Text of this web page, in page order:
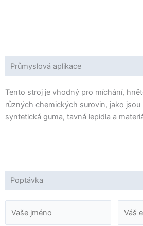
Průmyslová aplikace
Tento stroj je vhodný pro míchání,
různých chemických surovin, jako jsou
syntetická guma, tavná lepidla a
Poptávka